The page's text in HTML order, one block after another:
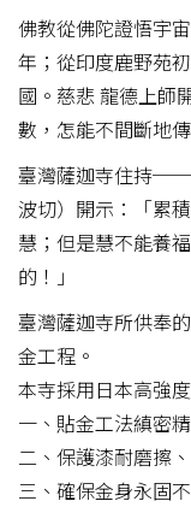
佛教從佛陀證悟宇
年；從印度鹿野苑
國。慈悲 龍德上師
數，怎能不間斷地
臺灣薩迦寺住持──
波切）開示：「累
慧；但是慧不能養
的！」
臺灣薩迦寺所供奉
金工程。
本寺採用日本高強
一、貼金工法縝密
二、保護漆耐磨擦
三、確保金身永固